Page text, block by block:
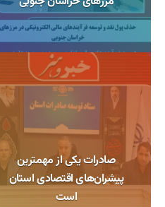
صادرات یکی از مهمترین
پیشران‌های اقتصادی استان
است